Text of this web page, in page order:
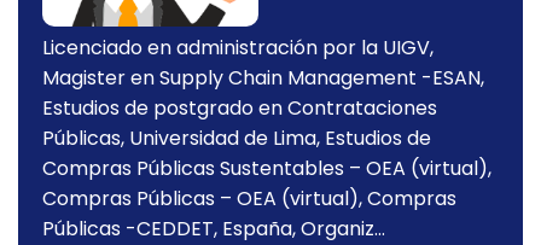
Licenciado en administración por la UIGV,
Magister en Supply Chain Management -ESAN,
Estudios de postgrado en Contrataciones
Públicas, Universidad de Lima, Estudios de
Compras Públicas Sustentables – OEA (virtual),
Compras Públicas – OEA (virtual), Compras
Públicas -CEDDET, España, Organiz...